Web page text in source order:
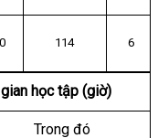
114 6
học tập (giờ)
Trong đó